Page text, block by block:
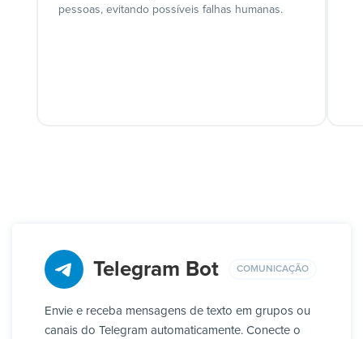
pessoas, evitando possíveis falhas humanas.
Telegram Bot COMUNICAÇÃO
Envie e receba mensagens de texto em grupos ou
canais do Telegram automaticamente. Conecte o